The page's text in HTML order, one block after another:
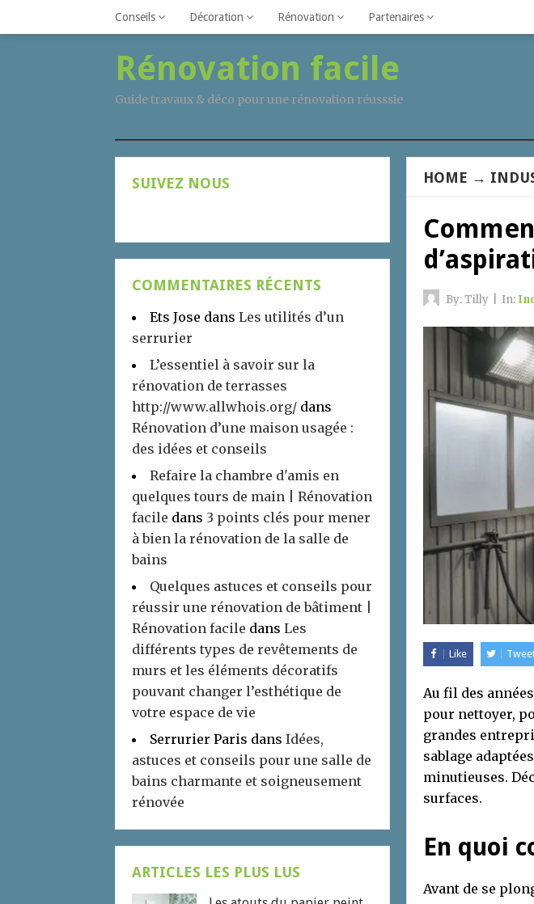
Conseils Décoration Rénovation Partenaires
Rénovation facile
Guide travaux & déco pour une rénovation réusssie
HOME →
By:Tilly In:
Like
Au fil des
pour nettoyer,
grandes
sablage
minutieuses.
surfaces.
En quoi
Avant de se
SUIVEZ NOUS
COMMENTAIRES RÉCENTS
Ets Jose dans Les utilités d’un
serrurier
L’essentiel à savoir sur la
rénovation de terrasses
http://www.allwhois.org/ dans
Rénovation d’une maison usagée :
des idées et conseils
Refaire la chambre d'amis en
quelques tours de main | Rénovation
facile dans 3 points clés pour mener
à bien la rénovation de la salle de
bains
Quelques astuces et conseils pour
réussir une rénovation de bâtiment |
Rénovation facile dans Les
différents types de revêtements de
murs et les éléments décoratifs
pouvant changer l’esthétique de
votre espace de vie
Serrurier Paris dans Idées,
astuces et conseils pour une salle de
bains charmante et soigneusement
rénovée
ARTICLES LES PLUS LUS